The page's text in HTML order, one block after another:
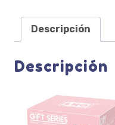
Descripción
Descripción